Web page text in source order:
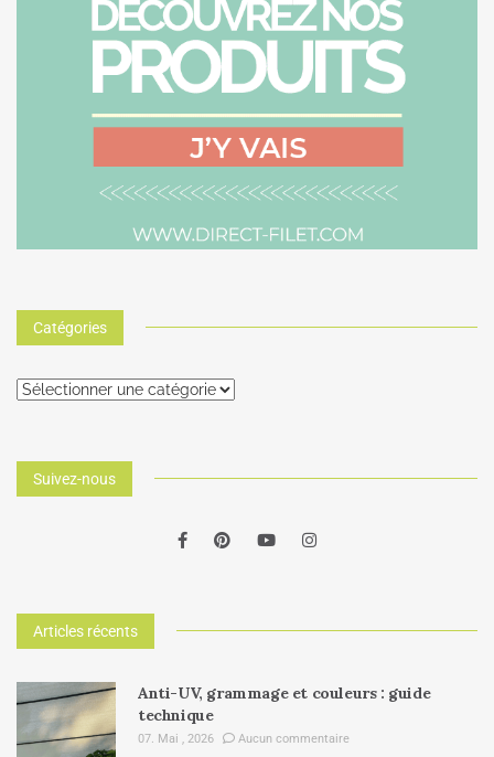
Catégories
Suivez-nous
Articles récents
Anti-UV, grammage et couleurs : guide
technique
07. Mai , 2026 Aucun commentaire